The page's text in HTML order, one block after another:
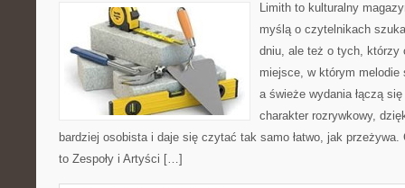
Limith to kulturalny
myślą o czytelnikach
dniu, ale też o tych, którzy
miejsce, w którym
a świeże wydania łączą
charakter rozrywkowy,
bardziej osobista i daje się czytać tak samo łatwo, jak przeżywa.
to Zespoły i Artyści […]